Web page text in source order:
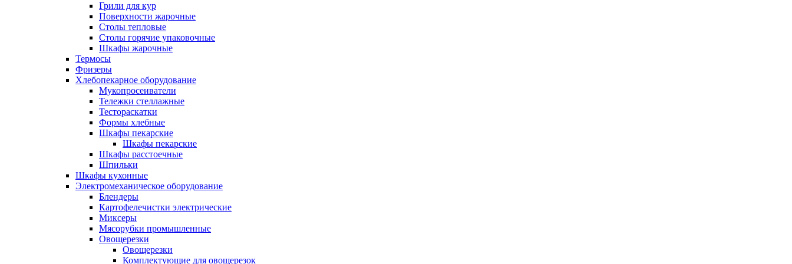
Грили для кур
Поверхности жарочные
Столы тепловые
Столы горячие упаковочные
Шкафы жарочные
Термосы
Фризеры
Хлебопекарное оборудование
Мукопросеиватели
Тележки стеллажные
Тестораскатки
Формы хлебные
Шкафы пекарские
Шкафы пекарские
Шкафы расстоечные
Шпильки
Шкафы кухонные
Электромеханическое оборудование
Блендеры
Картофелечистки электрические
Миксеры
Мясорубки промышленные
Овощерезки
Овощерезки
Комплектующие для овощерезок